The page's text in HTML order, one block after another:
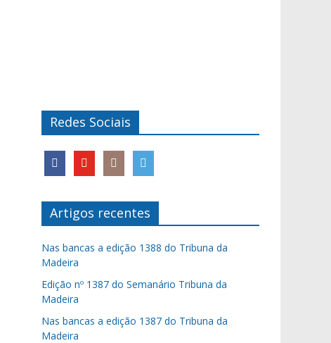
Redes Sociais
Artigos recentes
Nas bancas a edição 1388 do Tribuna da
Madeira
Edição nº 1387 do Semanário Tribuna da
Madeira
Nas bancas a edição 1387 do Tribuna da
Madeira